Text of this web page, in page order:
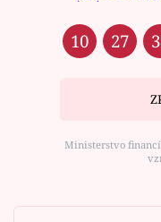
10 27
Ministerstvo